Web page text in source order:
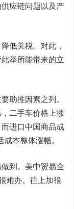
应链问题以及产
低关税。对此，
举所能带来的立
助推因素之列。
二手车价格上涨
进口中国商品成
本整体涨幅。
到。美中贸易全
难办。往上加很